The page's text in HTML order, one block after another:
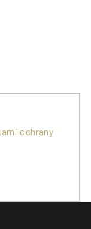
ochrany